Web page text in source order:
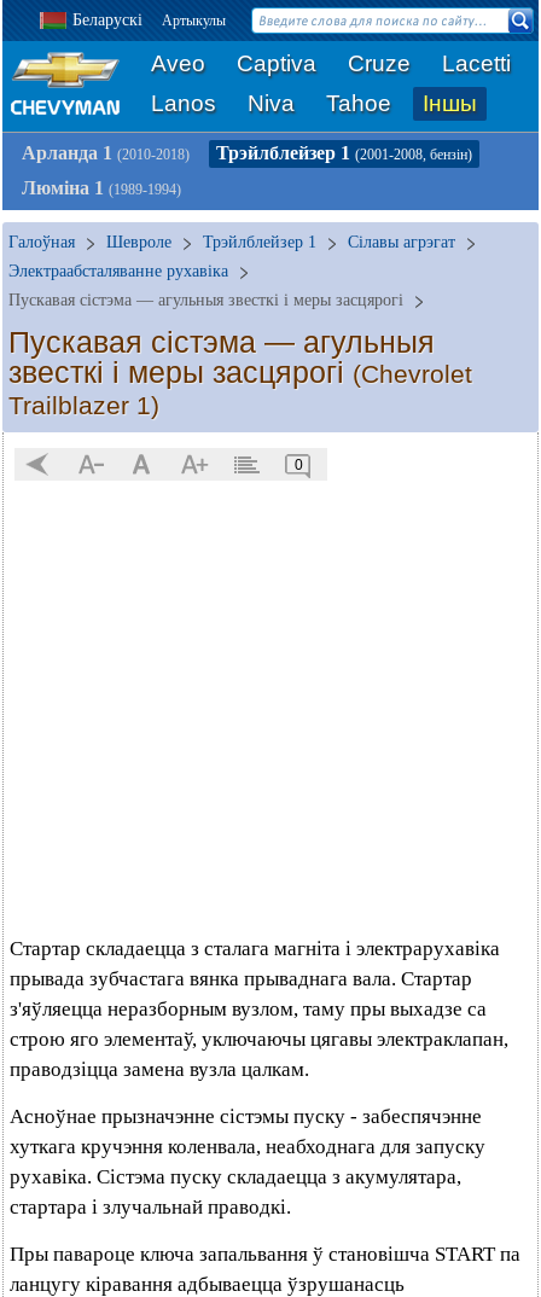
Беларускі Артыкулы
Aveo Captiva Cruze
Lacetti
Lanos
Niva Tahoe Іншы
Арланда 1 (2010-2018) Трэйлблейзер 1 (2001-2008, бензін)
Люміна 1 (1989-1994)
Галоўная Шевроле Трэйлблейзер 1
Сілавы агрэгат
Электраабсталяванне рухавіка
Пускавая сістэма — агульныя звесткі і меры засцярогі
Пускавая сістэма — агульныя
звесткі і меры засцярогі (Chevrolet
Trailblazer 1)
0
Стартар складаецца з сталага магніта і электрарухавіка
прывада зубчастага вянка прываднага вала. Стартар
з'яўляецца неразборным вузлом, таму пры выхадзе са
строю яго элементаў, уключаючы цягавы электраклапан,
праводзіцца замена вузла цалкам.
Асноўнае прызначэнне сістэмы пуску - забеспячэнне
хуткага кручэння коленвала, неабходнага для запуску
рухавіка. Сістэма пуску складаецца з акумулятара,
стартара і злучальнай праводкі.
Пры павароце ключа запальвання ў становішча START па
ланцугу кіравання адбываецца ўзрушанасць